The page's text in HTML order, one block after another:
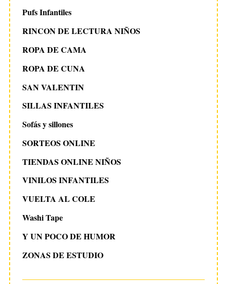
Pufs Infantiles
RINCON DE LECTURA NIÑOS
ROPA DE CAMA
ROPA DE CUNA
SAN VALENTIN
SILLAS INFANTILES
Sofás y sillones
SORTEOS ONLINE
TIENDAS ONLINE NIÑOS
VINILOS INFANTILES
VUELTA AL COLE
Washi Tape
Y UN POCO DE HUMOR
ZONAS DE ESTUDIO